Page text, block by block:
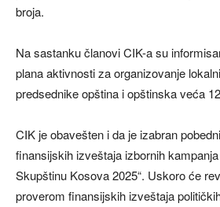
broja.
Na sastanku članovi CIK-a su
plana aktivnosti za organizovanje
predsednike opština i opštinska veća
CIK je obavešten i da je izabran
finansijskih izveštaja izbornih
Skupštinu Kosova 2025“. Uskoro će
proverom finansijskih izveštaja